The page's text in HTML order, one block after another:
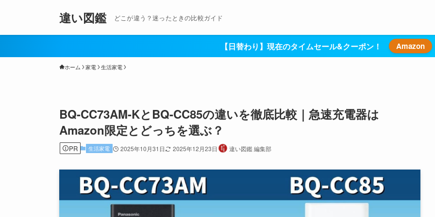
違い図鑑 どこが違う？迷ったときの比較ガイド
【日替わり】現在のタイムセール&クーポン！ Amazon
ホーム 家電 生活家電
BQ-CC73AM-KとBQ-CC85の違いを徹底比較｜急速充電器は
Amazon限定とどっちを選ぶ？
PR 生活家電 2025年10月31日 2025年12月23日 違い図鑑 編集部